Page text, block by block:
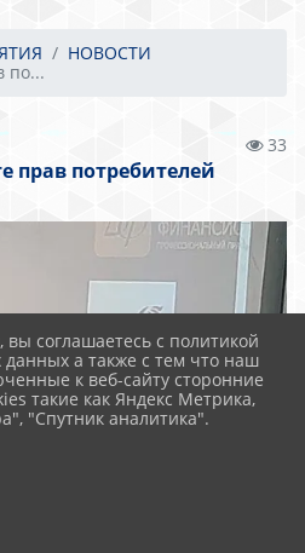
НОВОСТИ
по...
33
прав потребителей
соглашаетесь с политикой
а также с тем что наш
к веб-сайту сторонние
такие как Яндекс Метрика,
"Спутник аналитика".